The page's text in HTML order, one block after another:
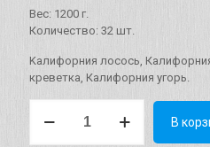
Вес: 1200 г.
Количество: 32 шт.
Kалифорния лосось,
креветка, Калифорния угорь.
товара
В